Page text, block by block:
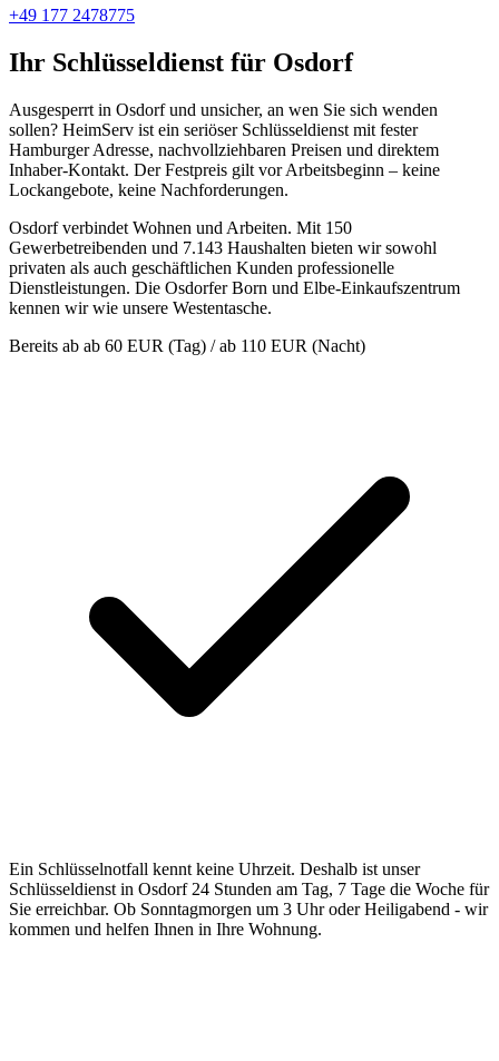
+49 177 2478775
Ihr Schlüsseldienst für Osdorf
Ausgesperrt in Osdorf und unsicher, an wen Sie sich wenden
sollen? HeimServ ist ein seriöser Schlüsseldienst mit fester
Hamburger Adresse, nachvollziehbaren Preisen und direktem
Inhaber-Kontakt. Der Festpreis gilt vor Arbeitsbeginn – keine
Lockangebote, keine Nachforderungen.
Osdorf verbindet Wohnen und Arbeiten. Mit 150
Gewerbetreibenden und 7.143 Haushalten bieten wir sowohl
privaten als auch geschäftlichen Kunden professionelle
Dienstleistungen. Die Osdorfer Born und Elbe-Einkaufszentrum
kennen wir wie unsere Westentasche.
Bereits ab ab 60 EUR (Tag) / ab 110 EUR (Nacht)
Ein Schlüsselnotfall kennt keine Uhrzeit. Deshalb ist unser
Schlüsseldienst in Osdorf 24 Stunden am Tag, 7 Tage die Woche für
Sie erreichbar. Ob Sonntagmorgen um 3 Uhr oder Heiligabend - wir
kommen und helfen Ihnen in Ihre Wohnung.